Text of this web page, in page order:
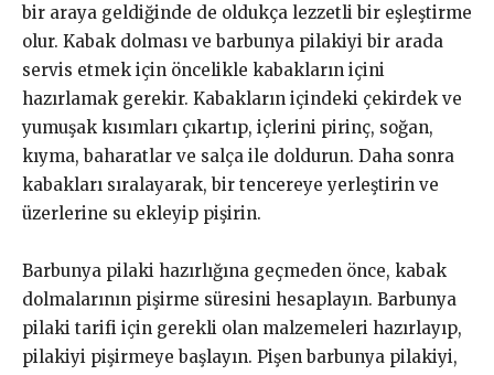
bir araya geldiğinde de oldukça lezzetli bir eşleştirme
olur. Kabak dolması ve barbunya pilakiyi bir arada
servis etmek için öncelikle kabakların içini
hazırlamak gerekir. Kabakların içindeki çekirdek ve
yumuşak kısımları çıkartıp, içlerini pirinç, soğan,
kıyma, baharatlar ve salça ile doldurun. Daha sonra
kabakları sıralayarak, bir tencereye yerleştirin ve
üzerlerine su ekleyip pişirin.
Barbunya pilaki hazırlığına geçmeden önce, kabak
dolmalarının pişirme süresini hesaplayın. Barbunya
pilaki tarifi için gerekli olan malzemeleri hazırlayıp,
pilakiyi pişirmeye başlayın. Pişen barbunya pilakiyi,